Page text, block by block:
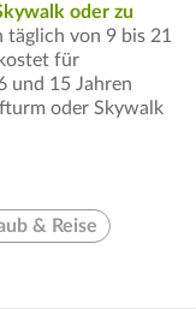
oder zu
täglich von 9 bis 21
für
und 15 Jahren
oder Skywalk
& Reise